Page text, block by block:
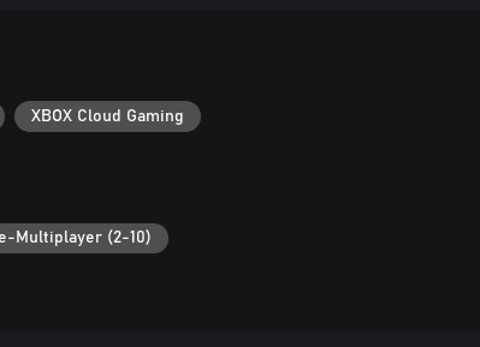
XBOX Cloud Gaming
Multiplayer (2-10)